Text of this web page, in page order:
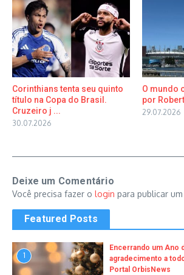
Corinthians tenta seu quinto
título na Copa do Brasil.
Cruzeiro j ...
30.07.2026
O mundo
por
29.07.2026
Deixe um Comentário
Você precisa fazer o login para publicar
Featured Posts
1
Encerrando um Ano
agradecimento a
Portal OrbisNews